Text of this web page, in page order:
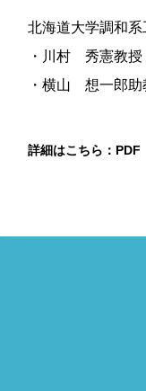
北海道大学調和系
・川村 秀憲教授
・横山 想一郎助
詳細はこちら：PDF